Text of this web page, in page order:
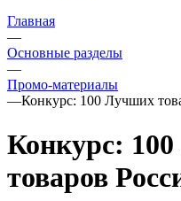
Главная
—
Основные разделы
—
Промо-материалы
—Конкурс: 100 Лучших
Конкурс:
товаров